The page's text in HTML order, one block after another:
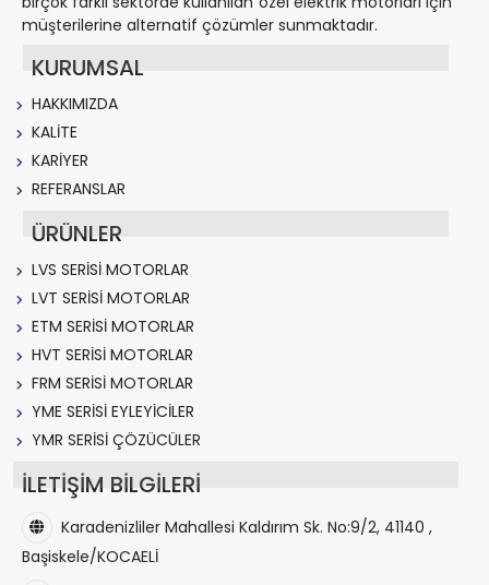
müşterilerine alternatif çözümler sunmaktadır.
KURUMSAL
HAKKIMIZDA
KALİTE
KARİYER
REFERANSLAR
ÜRÜNLER
LVS SERİSİ MOTORLAR
LVT SERİSİ MOTORLAR
ETM SERİSİ MOTORLAR
HVT SERİSİ MOTORLAR
FRM SERİSİ MOTORLAR
YME SERİSİ EYLEYİCİLER
YMR SERİSİ ÇÖZÜCÜLER
İLETİŞİM BİLGİLERİ
Karadenizliler Mahallesi Kaldırım Sk. No:9/2, 41140 ,
Başiskele/KOCAELİ